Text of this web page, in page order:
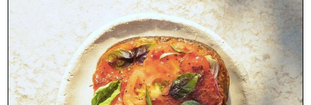
Dò il consenso alla ricezione di novità e promozioni
Privacy policy
INVIA